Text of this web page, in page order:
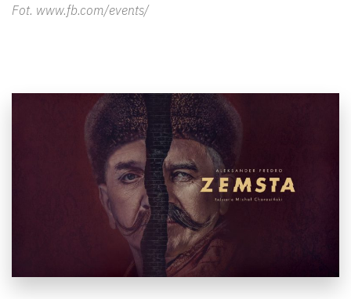
Fot. www.fb.com/events/